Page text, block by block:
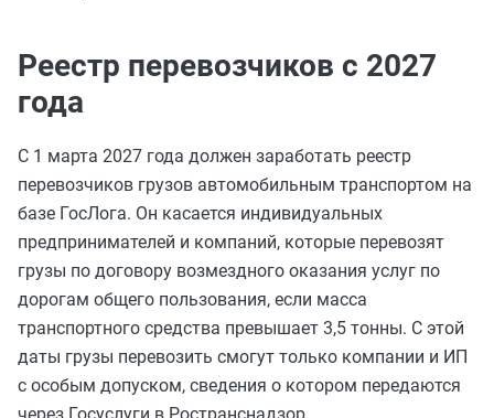
Реестр перевозчиков с 2027
года
С 1 марта 2027 года должен заработать реестр
перевозчиков грузов автомобильным транспортом на
базе ГосЛога. Он касается индивидуальных
предпринимателей и компаний, которые перевозят
грузы по договору возмездного оказания услуг по
дорогам общего пользования, если масса
транспортного средства превышает 3,5 тонны. С этой
даты грузы перевозить смогут только компании и ИП
с особым допуском, сведения о котором передаются
через Госуслуги в Ространснадзор.